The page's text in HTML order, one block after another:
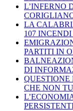
L’INFERNO
LA
107
PARTITI IN
DI
QUESTIONE
CHE NON